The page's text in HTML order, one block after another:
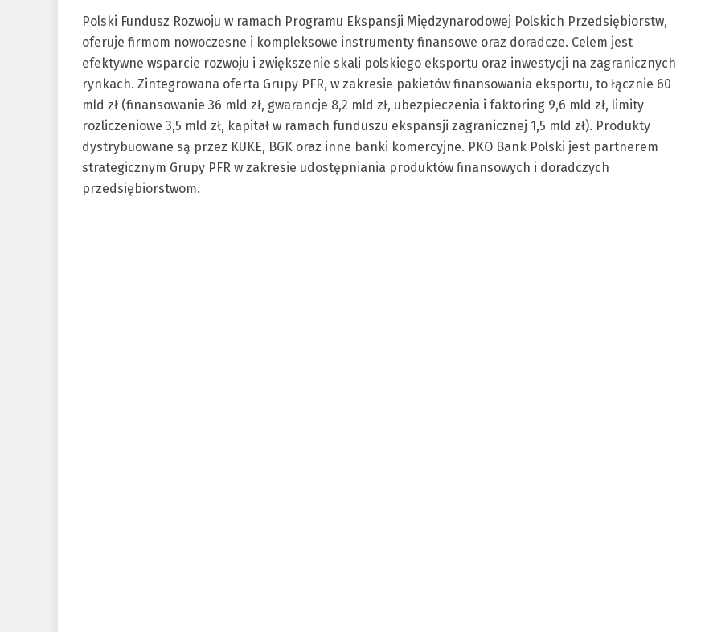
Polski Fundusz Rozwoju w ramach Programu Ekspansji Międzynarodowej Polskich Przedsiębiorstw,
oferuje firmom nowoczesne i kompleksowe instrumenty finansowe oraz doradcze. Celem jest
efektywne wsparcie rozwoju i zwiększenie skali polskiego eksportu oraz inwestycji na zagranicznych
rynkach. Zintegrowana oferta Grupy PFR, w zakresie pakietów finansowania eksportu, to łącznie 60
mld zł (finansowanie 36 mld zł, gwarancje 8,2 mld zł, ubezpieczenia i faktoring 9,6 mld zł, limity
rozliczeniowe 3,5 mld zł, kapitał w ramach funduszu ekspansji zagranicznej 1,5 mld zł). Produkty
dystrybuowane są przez KUKE, BGK oraz inne banki komercyjne. PKO Bank Polski jest partnerem
strategicznym Grupy PFR w zakresie udostępniania produktów finansowych i doradczych
przedsiębiorstwom.